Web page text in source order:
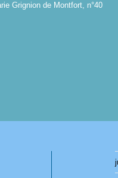
Grignion de Montfort, n°40